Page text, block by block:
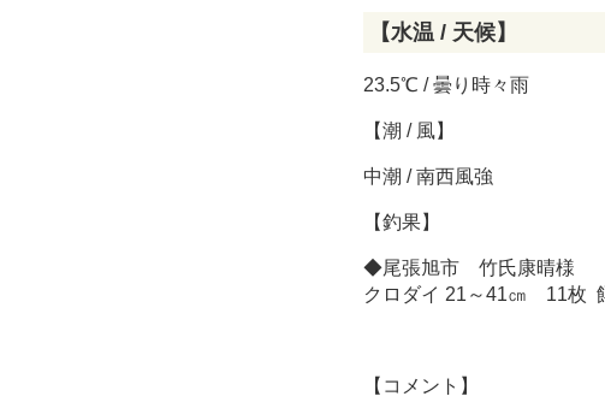
【水温 / 天候】
23.5℃ / 曇り時々雨
【潮 / 風】
中潮 / 南西風強
【釣果】
◆尾張旭市 竹氏康晴様
クロダイ 21～41㎝ 11枚
【コメント】